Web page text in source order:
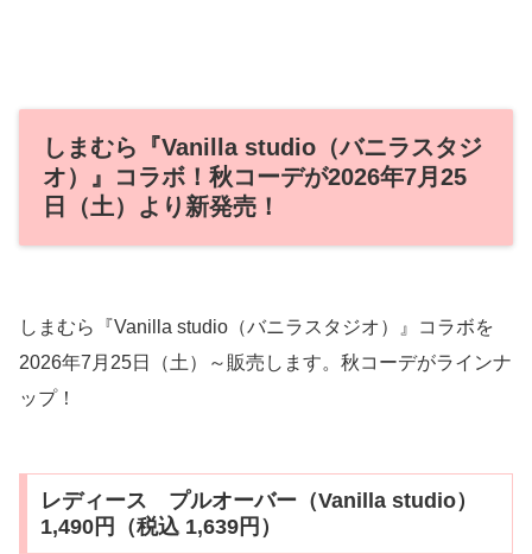
しまむら『Vanilla studio（バニラスタジ
オ）』コラボ！秋コーデが2026年7月25
日（土）より新発売！
しまむら『Vanilla studio（バニラスタジオ）』コラボを
2026年7月25日（土）～販売します。秋コーデがラインナ
ップ！
レディース プルオーバー（Vanilla studio）
1,490円（税込 1,639円）